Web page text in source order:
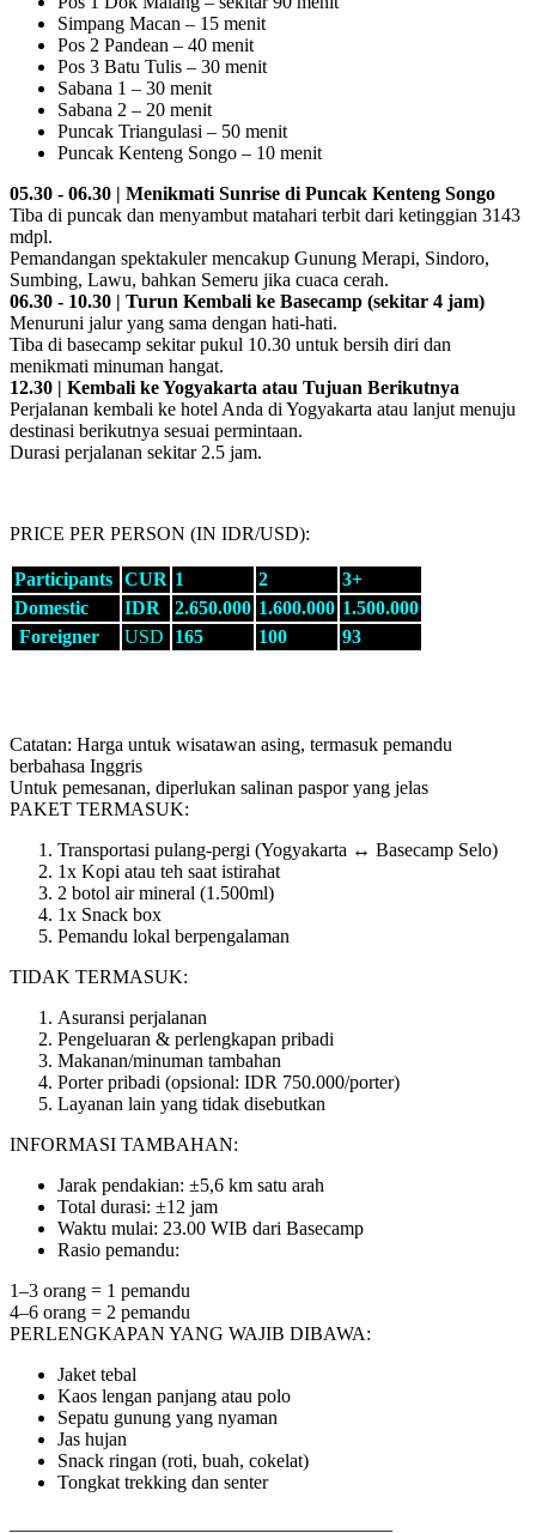
Simpang Macan – 15 menit
Pos 2 Pandean – 40 menit
Pos 3 Batu Tulis – 30 menit
Sabana 1 – 30 menit
Sabana 2 – 20 menit
Puncak Triangulasi – 50 menit
Puncak Kenteng Songo – 10 menit
05.30 - 06.30 | Menikmati Sunrise di Puncak Kenteng Songo
Tiba di puncak dan menyambut matahari terbit dari ketinggian 3143
mdpl.
Pemandangan spektakuler mencakup Gunung Merapi, Sindoro,
Sumbing, Lawu, bahkan Semeru jika cuaca cerah.
06.30 - 10.30 | Turun Kembali ke Basecamp (sekitar 4 jam)
Menuruni jalur yang sama dengan hati-hati.
Tiba di basecamp sekitar pukul 10.30 untuk bersih diri dan
menikmati minuman hangat.
12.30 | Kembali ke Yogyakarta atau Tujuan Berikutnya
Perjalanan kembali ke hotel Anda di Yogyakarta atau lanjut menuju
destinasi berikutnya sesuai permintaan.
Durasi perjalanan sekitar 2.5 jam.
PRICE PER PERSON (IN IDR/USD):
Participants CUR 1 2
3+
Domestic
IDR 2.650.000 1.600.000 1.500.000
Foreigner
USD 165 100 93
Catatan: Harga untuk wisatawan asing, termasuk pemandu
berbahasa Inggris
Untuk pemesanan, diperlukan salinan paspor yang jelas
PAKET TERMASUK:
Transportasi pulang-pergi (Yogyakarta ↔ Basecamp Selo)
1x Kopi atau teh saat istirahat
2 botol air mineral (1.500ml)
1x Snack box
Pemandu lokal berpengalaman
TIDAK TERMASUK:
Asuransi perjalanan
Pengeluaran & perlengkapan pribadi
Makanan/minuman tambahan
Porter pribadi (opsional: IDR 750.000/porter)
Layanan lain yang tidak disebutkan
INFORMASI TAMBAHAN:
Jarak pendakian: ±5,6 km satu arah
Total durasi: ±12 jam
Waktu mulai: 23.00 WIB dari Basecamp
Rasio pemandu:
1–3 orang = 1 pemandu
4–6 orang = 2 pemandu
PERLENGKAPAN YANG WAJIB DIBAWA:
Jaket tebal
Kaos lengan panjang atau polo
Sepatu gunung yang nyaman
Jas hujan
Snack ringan (roti, buah, cokelat)
Tongkat trekking dan senter